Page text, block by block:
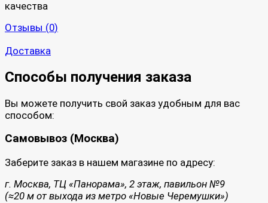
качества
Отзывы (0)
Доставка
Способы получения заказа
Вы можете получить свой заказ удобным для вас
способом:
Самовывоз (Москва)
Заберите заказ в нашем магазине по адресу:
г. Москва, ТЦ «Панорама», 2 этаж, павильон №9
(≈20 м от выхода из метро «Новые Черемушки»)